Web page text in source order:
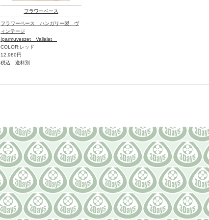
フラワーベース
フラワーベース ハンガリー製 ヴ
ィンテージ
Iparmuveszet Vallalat
COLOR:レッド
12,980円
税込 送料別